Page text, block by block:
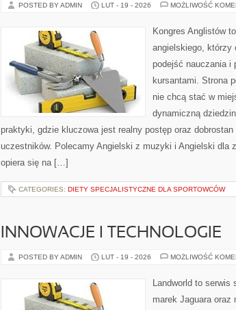
POSTED BY ADMIN LUT - 19 - 2026 MOŻLIWOŚĆ
Kongres Anglistów
angielskiego, którzy
podejść nauczania i
kursantami. Strona
nie chcą stać w
dynamiczną
praktyki, gdzie kluczowa jest realny postęp oraz
uczestników. Polecamy Angielski z muzyki i Angielski dla
opiera się na […]
CATEGORIES: DIETY SPECJALISTYCZNE DLA SPORTOWCÓW
INNOWACJE I TECHNOLOGIE
POSTED BY ADMIN LUT - 19 - 2026 MOŻLIWOŚĆ
Landworld to
marek Jaguara oraz